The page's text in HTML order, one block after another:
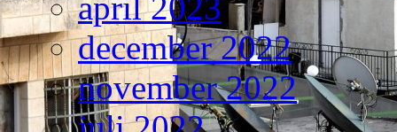
april 2023
december 2022
november 2022